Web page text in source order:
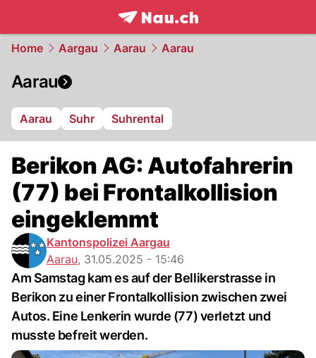
frontpage.NAU.ch
Home Aargau Aarau Aarau
Aarau
Aarau Suhr Suhrental
Berikon AG: Autofahrerin
(77) bei Frontalkollision
eingeklemmt
Kantonspolizei Aargau
Aarau, 31.05.2025 - 15:46
Am Samstag kam es auf der Bellikerstrasse in
Berikon zu einer Frontalkollision zwischen zwei
Autos. Eine Lenkerin wurde (77) verletzt und
musste befreit werden.